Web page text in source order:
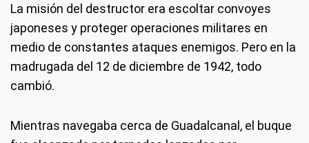
La misión del destructor era escoltar convoyes
japoneses y proteger operaciones militares en
medio de constantes ataques enemigos. Pero en la
madrugada del 12 de diciembre de 1942, todo
cambió.
Mientras navegaba cerca de Guadalcanal, el buque